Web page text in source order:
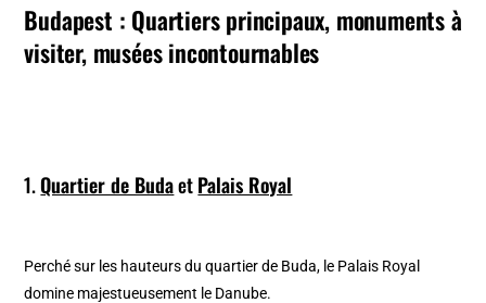
Budapest : Quartiers principaux, monuments à
visiter, musées incontournables
1.Quartier de BudaetPalais Royal
Perché sur les hauteurs du quartier de Buda, le Palais Royal
domine majestueusement le Danube.